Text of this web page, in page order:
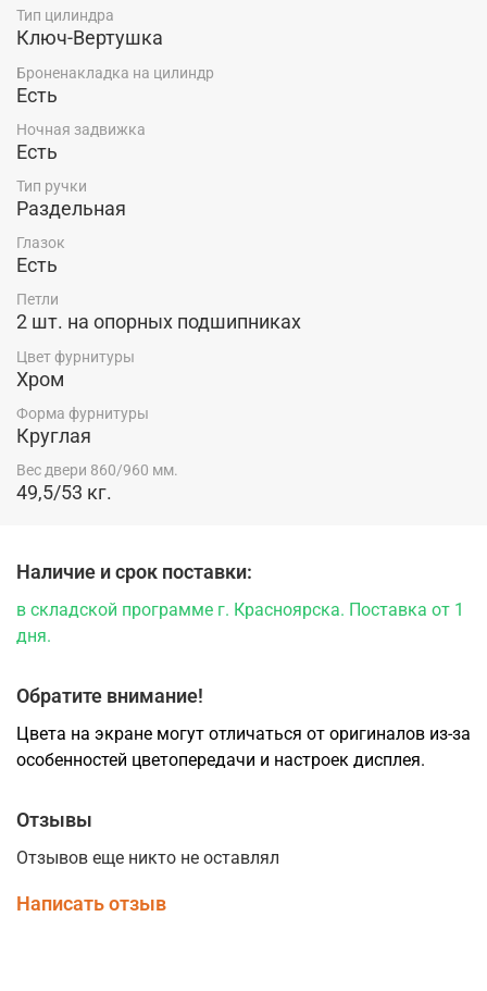
Тип цилиндра
Ключ-Вертушка
Броненакладка на цилиндр
Есть
Ночная задвижка
Есть
Тип ручки
Раздельная
Глазок
Есть
Петли
2 шт. на опорных подшипниках
Цвет фурнитуры
Хром
Форма фурнитуры
Круглая
Вес двери 860/960 мм.
49,5/53 кг.
Наличие и срок поставки:
в складской программе г. Красноярска. Поставка от 1
дня.
Обратите внимание!
Цвета на экране могут отличаться от оригиналов из-за
особенностей цветопередачи и настроек дисплея.
Отзывы
Отзывов еще никто не оставлял
Написать отзыв